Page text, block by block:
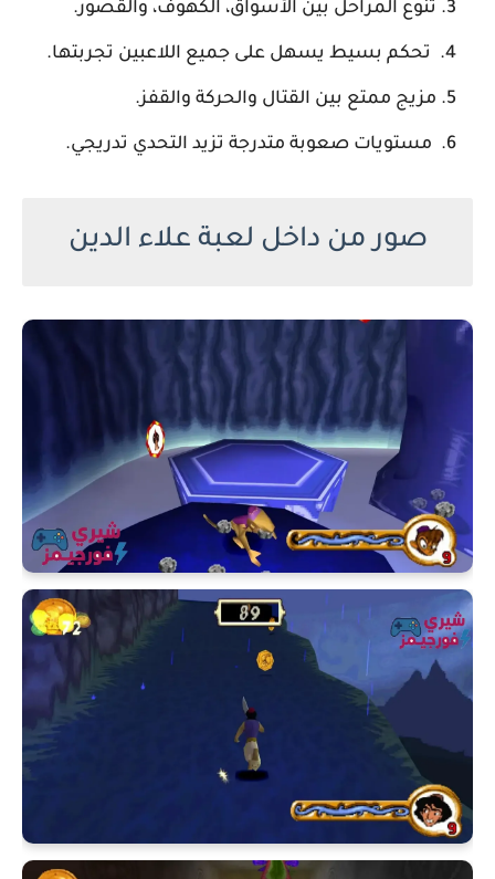
تنوع المراحل بين الأسواق، الكهوف، والقصور.
تحكم بسيط يسهل على جميع اللاعبين تجربتها.
مزيج ممتع بين القتال والحركة والقفز.
مستويات صعوبة متدرجة تزيد التحدي تدريجي.
صور من داخل لعبة علاء الدين